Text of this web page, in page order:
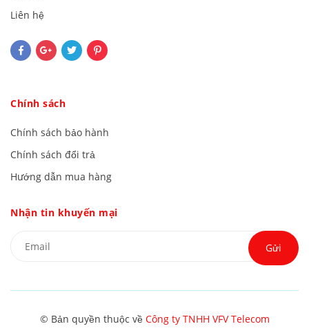
Liên hệ
Chính sách
Chính sách bảo hành
Chính sách đổi trả
Hướng dẫn mua hàng
Nhận tin khuyến mại
Gửi
© Bản quyền thuộc về Công ty TNHH VFV Telecom